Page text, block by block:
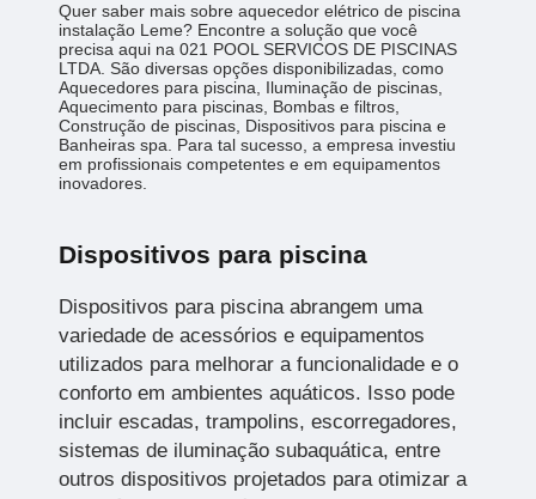
Quer saber mais sobre aquecedor elétrico de piscina
instalação Leme? Encontre a solução que você
precisa aqui na 021 POOL SERVICOS DE PISCINAS
LTDA. São diversas opções disponibilizadas, como
Aquecedores para piscina, Iluminação de piscinas,
Aquecimento para piscinas, Bombas e filtros,
Construção de piscinas, Dispositivos para piscina e
Banheiras spa. Para tal sucesso, a empresa investiu
em profissionais competentes e em equipamentos
inovadores.
Dispositivos para piscina
Dispositivos para piscina abrangem uma
variedade de acessórios e equipamentos
utilizados para melhorar a funcionalidade e o
conforto em ambientes aquáticos. Isso pode
incluir escadas, trampolins, escorregadores,
sistemas de iluminação subaquática, entre
outros dispositivos projetados para otimizar a